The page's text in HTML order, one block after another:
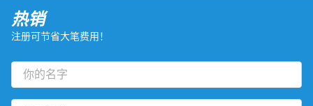
热销
注册可节省大笔费用！